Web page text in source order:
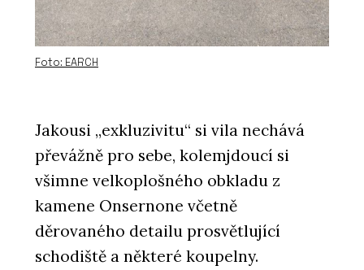
Foto: EARCH
Jakousi „exkluzivitu“ si vila nechává
převážně pro sebe, kolemjdoucí si
všimne velkoplošného obkladu z
kamene Onsernone včetně
děrovaného detailu prosvětlující
schodiště a některé koupelny.